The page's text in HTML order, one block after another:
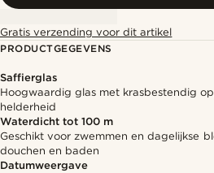
Gratis verzending voor dit artikel
PRODUCTGEGEVENS
Saffierglas
Hoogwaardig glas met krasbestendig
helderheid
Waterdicht tot 100 m
Geschikt voor zwemmen en dagelijkse
douchen en baden
Datumweergave